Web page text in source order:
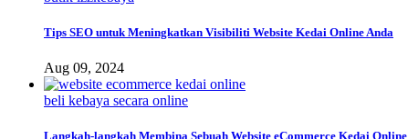
Tips SEO untuk Meningkatkan Visibiliti Website Kedai Online Anda
Aug 09, 2024
beli kebaya secara online
Langkah-langkah Membina Sebuah Website eCommerce Kedai Online